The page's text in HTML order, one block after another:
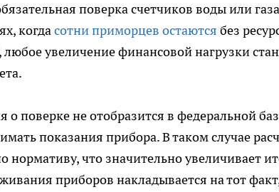
поверка счетчиков воды или
когдасотни приморцев остаются без
любое увеличение финансовой нагрузки
о поверке не отобразится в федеральной
показания прибора. В таком случае
нормативу, что значительно увеличивает
приборов накладывается на тот